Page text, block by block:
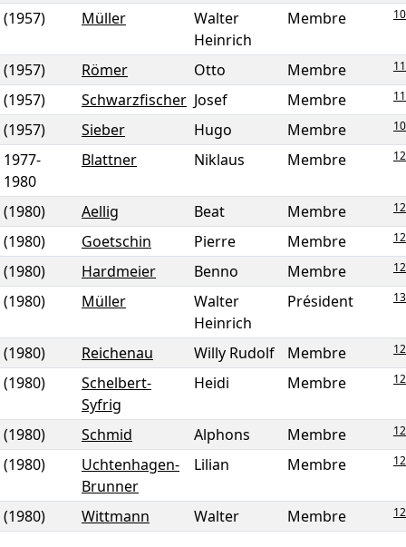
(1957) Müller
Walter
Heinrich
Membre 10
(1957) Römer Otto Membre 11
(1957) Schwarzfischer Josef Membre 11
(1957) Sieber Hugo Membre 10
1977-
1980
Blattner Niklaus Membre 12
(1980) Aellig Beat Membre 12
(1980) Goetschin Pierre Membre 12
(1980) Hardmeier Benno Membre 12
(1980) Müller
Walter
Heinrich
Président 13
(1980) Reichenau Willy Rudolf Membre 12
(1980)
Schelbert-
Syfrig
Heidi Membre 12
(1980) Schmid Alphons Membre 12
(1980)
Uchtenhagen-
Brunner
Lilian Membre 12
(1980) Wittmann Walter Membre 12